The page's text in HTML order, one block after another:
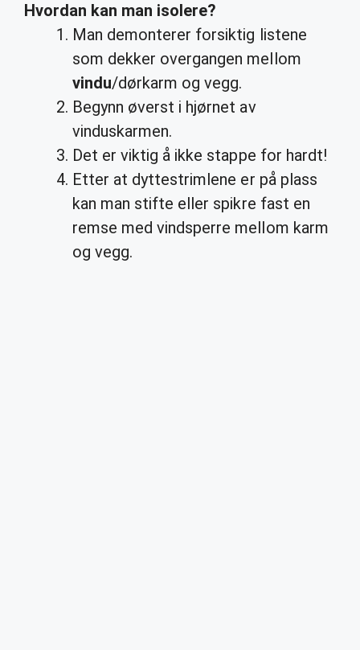
Hvordan kan man isolere?
Man demonterer forsiktig listene
som dekker overgangen mellom
vindu/dørkarm og vegg.
Begynn øverst i hjørnet av
vinduskarmen.
Det er viktig å ikke stappe for hardt!
Etter at dyttestrimlene er på plass
kan man stifte eller spikre fast en
remse med vindsperre mellom karm
og vegg.